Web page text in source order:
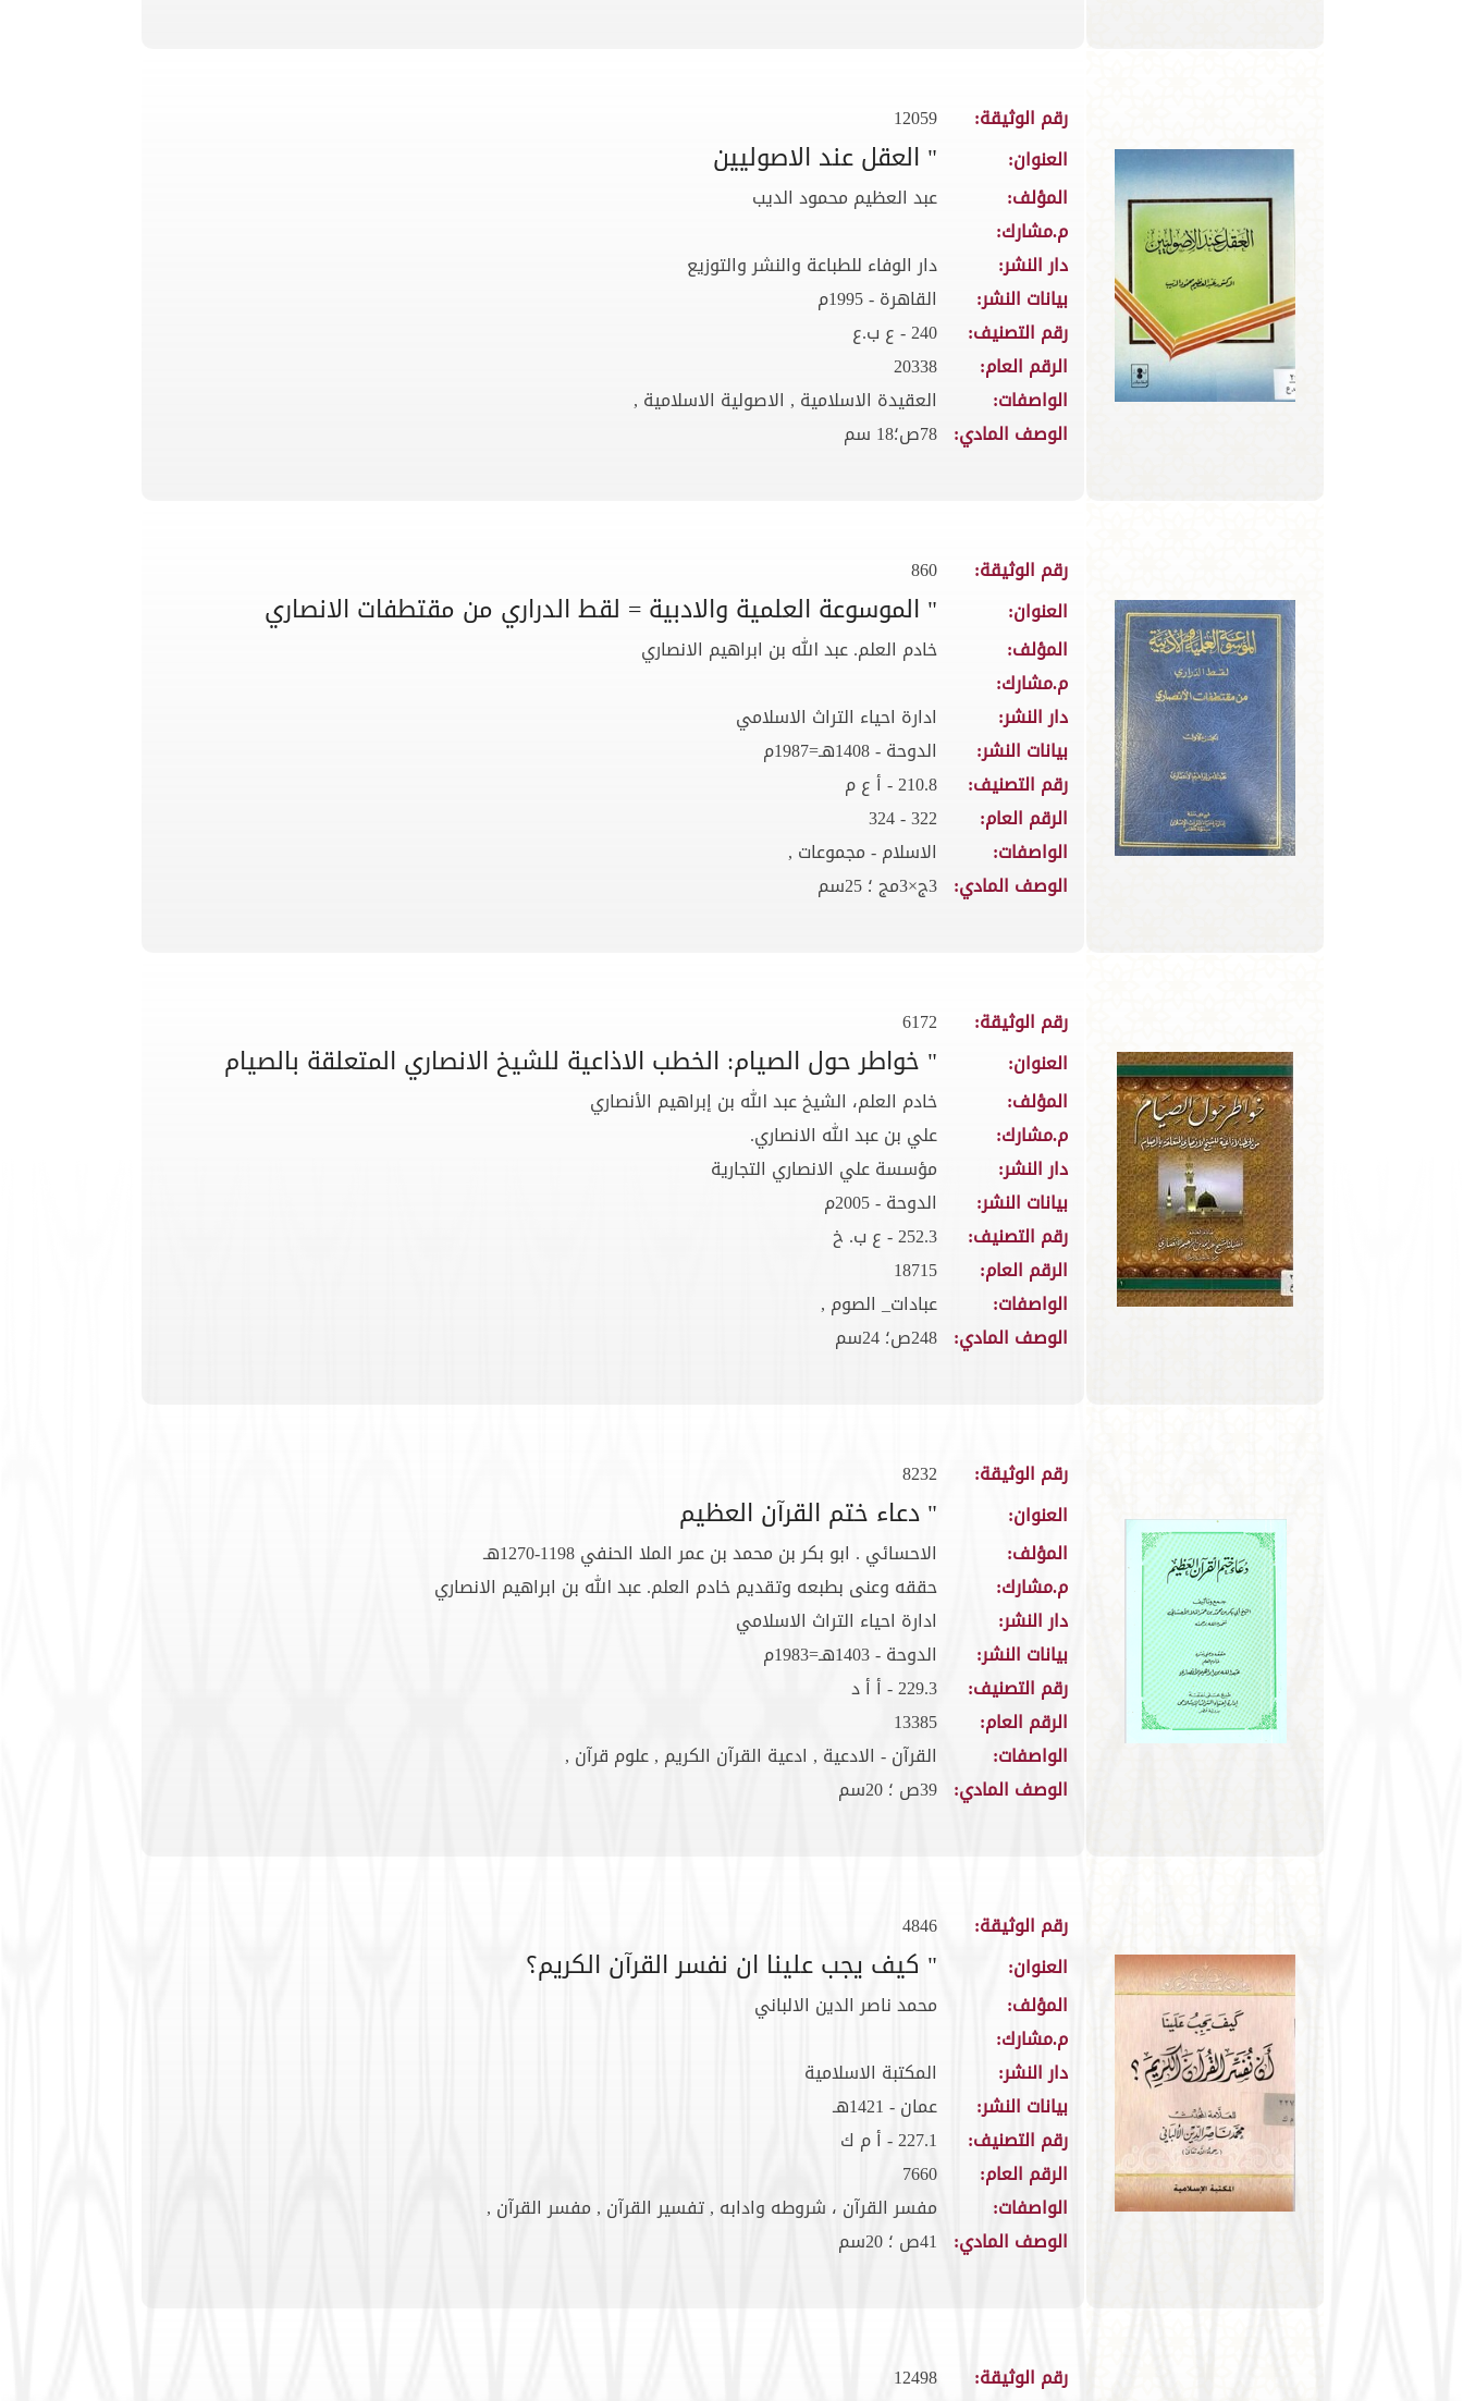
رقم الوثيقة:
12059
العنوان:
" العقل عند الاصوليين
المؤلف:
عبد العظيم محمود الديب
م.مشارك:
دار النشر:
دار الوفاء للطباعة والنشر والتوزيع
بيانات النشر:
القاهرة - 1995م
رقم التصنيف:
240 - ع ب.ع
الرقم العام:
20338
الواصفات:
العقيدة الاسلامية , الاصولية الاسلامية ,
الوصف المادي: 78ص؛18 سم
رقم الوثيقة:
860
العنوان:
" الموسوعة العلمية والادبية = لقط الدراري من مقتطفات الانصاري
المؤلف:
خادم العلم. عبد الله بن ابراهيم الانصاري
م.مشارك:
دار النشر:
ادارة احياء التراث الاسلامي
بيانات النشر:
الدوحة - 1408هـ=1987م
رقم التصنيف:
210.8 - أ ع م
الرقم العام:
322 - 324
الواصفات:
الاسلام - مجموعات ,
الوصف المادي: 3ج×3مج ؛ 25سم
رقم الوثيقة:
6172
العنوان:
" خواطر حول الصيام: الخطب الاذاعية للشيخ الانصاري المتعلقة بالصيام
المؤلف:
خادم العلم، الشيخ عبد الله بن إبراهيم الأنصاري
م.مشارك:
علي بن عبد الله الانصاري.
دار النشر:
مؤسسة علي الانصاري التجارية
بيانات النشر:
الدوحة - 2005م
رقم التصنيف:
252.3 - ع ب. خ
الرقم العام:
18715
الواصفات:
عبادات_ الصوم ,
الوصف المادي: 248ص؛ 24سم
رقم الوثيقة:
8232
العنوان:
" دعاء ختم القرآن العظيم
المؤلف:
الاحسائي . ابو بكر بن محمد بن عمر الملا الحنفي 1198-1270هـ
م.مشارك:
حققه وعنى بطبعه وتقديم خادم العلم. عبد الله بن ابراهيم الانصاري
دار النشر:
ادارة احياء التراث الاسلامي
بيانات النشر:
الدوحة - 1403هـ=1983م
رقم التصنيف:
229.3 - أ أ د
الرقم العام:
13385
الواصفات:
القرآن - الادعية , ادعية القرآن الكريم , علوم قرآن ,
الوصف المادي: 39ص ؛ 20سم
رقم الوثيقة:
4846
العنوان:
" كيف يجب علينا ان نفسر القرآن الكريم؟
المؤلف:
محمد ناصر الدين الالباني
م.مشارك:
دار النشر:
المكتبة الاسلامية
بيانات النشر:
عمان - 1421هـ
رقم التصنيف:
227.1 - أ م ك
الرقم العام:
7660
الواصفات:
مفسر القرآن ، شروطه وادابه , تفسير القرآن , مفسر القرآن ,
الوصف المادي: 41ص ؛ 20سم
رقم الوثيقة: 12498